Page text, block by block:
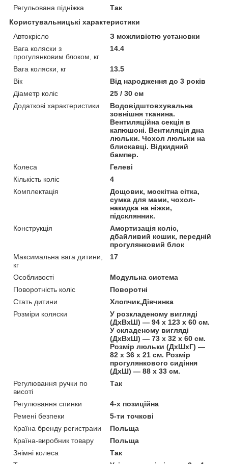
Регульована підніжка
Так
Користувальницькі характеристики
Автокрісло
З можливістю установки
Вага коляски з
прогулянковим блоком, кг
14.4
Вага коляски, кг
13.5
Вік
Від народження до 3 років
Діаметр коліс
25 / 30 см
Додаткові характеристики
Водовідштовхувальна
зовнішня тканина.
Вентиляційна секція в
капюшоні. Вентиляція дна
люльки. Чохол люльки на
блискавці. Відкидний
бампер.
Колеса
Гелеві
Кількість коліс
4
Комплектація
Дощовик, москітна сітка,
сумка для мами, чохол-
накидка на ніжки,
підсклянник.
Конструкція
Амортизація коліс,
дбайливий кошик, передній
прогулянковий блок
Максимальна вага дитини,
кг
17
Особливості
Модульна система
Поворотність коліс
Поворотні
Стать дитини
Хлопчик,Дівчинка
Розміри коляски
У розкладеному вигляді
(ДхВхШ) — 94 х 123 х 60 см.
У складеному вигляді
(ДхВхШ) — 73 х 32 х 60 см.
Розмір люльки (ДхШхГ) —
82 х 36 х 21 см. Розмір
прогулянкового сидіння
(ДхШ) — 88 х 33 см.
Регулювання ручки по
висоті
Так
Регулювання спинки
4-х позиційна
Ремені безпеки
5-ти точкові
Країна бренду регистраии
Польща
Країна-виробник товару
Польща
Знімні колеса
Так